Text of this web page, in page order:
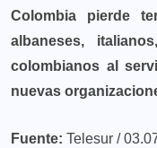
Colombia pierde
albaneses,
colombianos al
nuevas
Fuente: Telesur /